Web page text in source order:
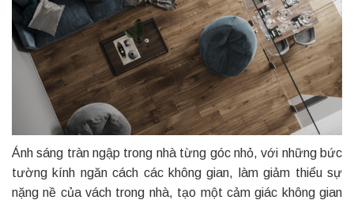
Ánh sáng tràn ngập trong nhà từng góc nhỏ, với những bức
tường kính ngăn cách các không gian, làm giảm thiểu sự
nặng nề của vách trong nhà, tạo một cảm giác không gian